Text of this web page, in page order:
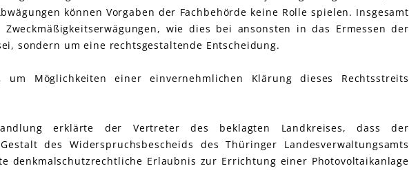
können Vorgaben der Fachbehörde keine Rolle spielen. Insgesamt
wie dies bei ansonsten in das Ermessen der
sondern um eine rechtsgestaltende Entscheidung.
Möglichkeiten einer einvernehmlichen Klärung dieses Rechtsstreits
erklärte der Vertreter des beklagten Landkreises, dass der
des Widerspruchsbescheids des Thüringer Landesverwaltungsamts
denkmalschutzrechtliche Erlaubnis zur Errichtung einer Photovoltaikanlage